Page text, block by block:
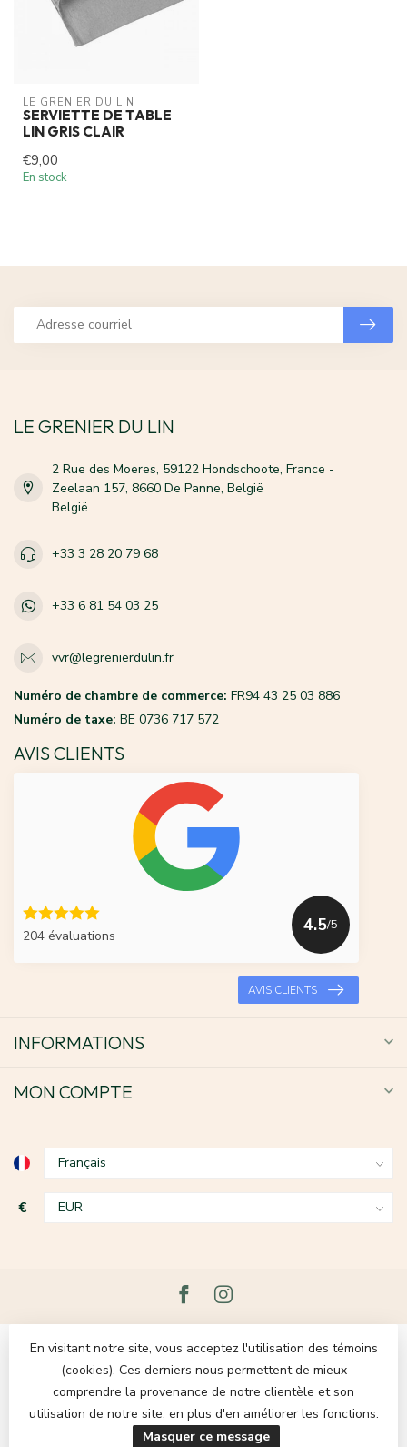
LE GRENIER DU LIN
SERVIETTE DE TABLE
LIN GRIS CLAIR
€9,00
En stock
LE GRENIER DU LIN
2 Rue des Moeres, 59122 Hondschoote, France -
Zeelaan 157, 8660 De Panne, België
België
+33 3 28 20 79 68
+33 6 81 54 03 25
vvr@legrenierdulin.fr
Numéro de chambre de commerce: FR94 43 25 03 886
Numéro de taxe: BE 0736 717 572
AVIS CLIENTS
204 évaluations
4.5/5
AVIS CLIENTS
INFORMATIONS
MON COMPTE
€
© Copyright 2026 Le Grenier du Lin- Powered by
En visitant notre site, vous acceptez l'utilisation des témoins
(cookies). Ces derniers nous permettent de mieux
comprendre la provenance de notre clientèle et son
utilisation de notre site, en plus d'en améliorer les fonctions.
Masquer ce message